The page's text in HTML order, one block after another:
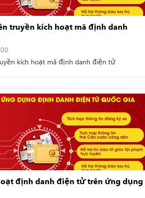
truyền kích hoạt mã định danh
kích hoạt mã định danh điện tử
định danh điện tử trên ứng dụng